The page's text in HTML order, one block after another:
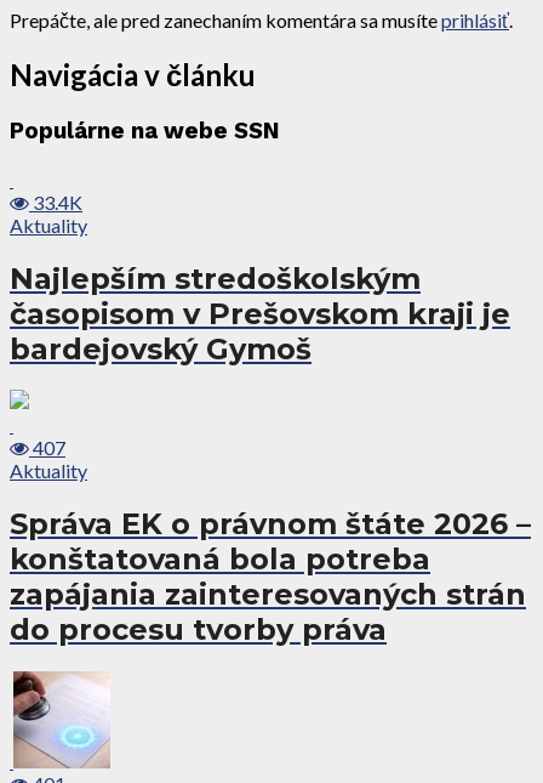
Prepáčte, ale pred zanechaním komentára sa musíteprihlásiť.
Navigácia v článku
Populárne na webe SSN
33.4K
Aktuality
Najlepším stredoškolským
časopisom v Prešovskom kraji je
bardejovský Gymoš
407
Aktuality
Správa EK o právnom štáte 2026 –
konštatovaná bola potreba
zapájania zainteresovaných strán
do procesu tvorby práva